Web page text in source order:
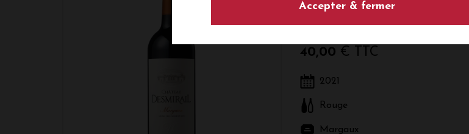
Accepter & fermer
Rouge - Bordeaux - Margaux
40,00 € TTC
2021
Rouge
Margaux